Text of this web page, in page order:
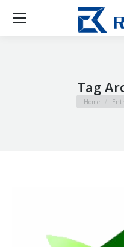
Tag
You are
Home